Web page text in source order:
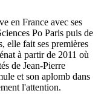
en France avec ses
Po Paris puis de
elle fait ses premières
à partir de 2011 où
de Jean-Pierre
et son aplomb dans
l'attention.